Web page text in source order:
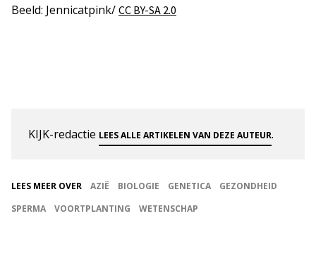
Beeld: Jennicatpink/ CC BY-SA 2.0
KIJK-redactie LEES ALLE ARTIKELEN VAN DEZE AUTEUR.
LEES MEER OVER AZIË BIOLOGIE GENETICA
GEZONDHEID
SPERMA
VOORTPLANTING WETENSCHAP